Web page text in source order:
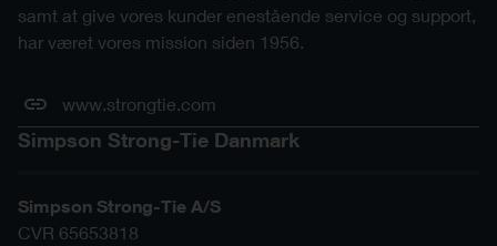
samt at give vores kunder enestående service og support,
har været vores mission siden 1956.
www.strongtie.com
Simpson Strong-Tie Danmark
Simpson Strong-Tie A/S
CVR 65653818